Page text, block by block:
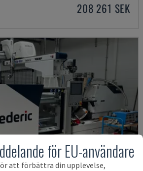
208 261 SEK
för EU-användare
att förbättra din upplevelse,